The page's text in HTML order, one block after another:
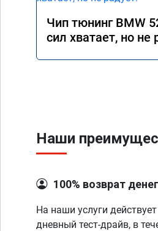
Чип тюнинг BMW
сил хватает, но не
Наши
100% возврат денег
На наши услуги действует
дневный тест-драйв, в